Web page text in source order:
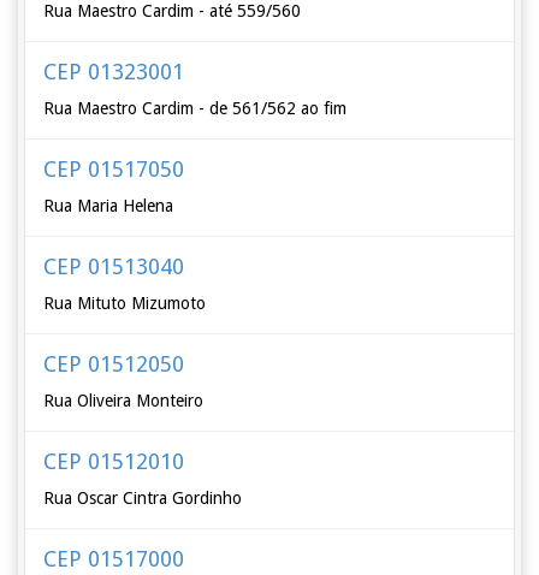
Rua Maestro Cardim - até 559/560
CEP 01323001
Rua Maestro Cardim - de 561/562 ao fim
CEP 01517050
Rua Maria Helena
CEP 01513040
Rua Mituto Mizumoto
CEP 01512050
Rua Oliveira Monteiro
CEP 01512010
Rua Oscar Cintra Gordinho
CEP 01517000